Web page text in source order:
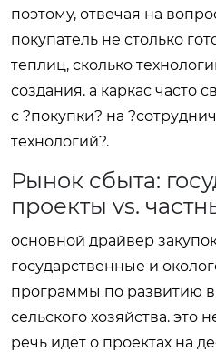
поэтому, отвечая на
покупатель не столько
теплиц, сколько
создания. а каркас часто
с ?покупки? на
технологий?.
Рынок сбыта:
проекты vs.
основной драйвер
государственные и
программы по развитию
сельского хозяйства.
речь идёт о проектах на